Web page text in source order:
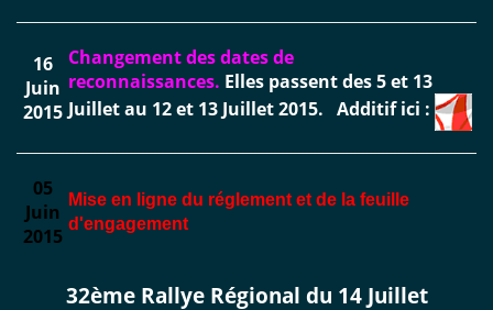
16
Juin
2015
Changement des dates de
reconnaissances. Elles passent des 5 et 13
Juillet au 12 et 13 Juillet 2015. Additif ici :
05
Juin
2015
Mise en ligne du réglement et de la feuille
d'engagement
32ème Rallye Régional du 14 Juillet